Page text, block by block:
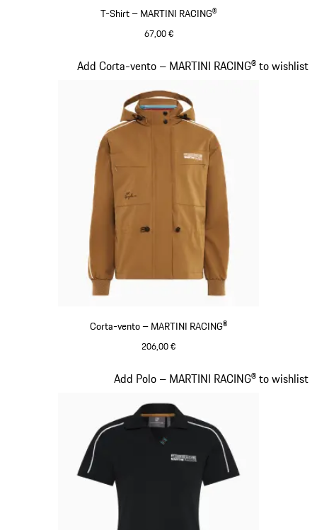
T-Shirt – MARTINI RACING®
67,00 €
Corta-vento – MARTINI RACING®
206,00 €
Add Corta-vento – MARTINI RACING® to wishlist
Diapositivo 5 de 20
Add Polo – MARTINI RACING® to wishlist